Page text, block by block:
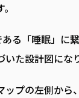
る「睡眠」に
た設計図にな
ップの左側から